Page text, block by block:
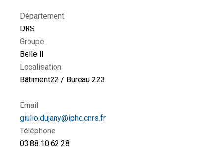
Département
DRS
Groupe
Belle ii
Localisation
Bâtiment22 / Bureau 223
Email
giulio.dujany@iphc.cnrs.fr
Téléphone
03.88.10.62.28